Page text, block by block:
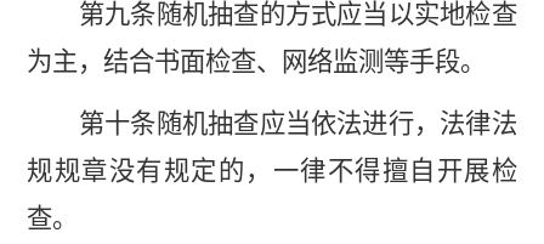
第九条随机抽查的方式应当以实地检查
为主，结合书面检查、网络监测等手段。
第十条随机抽查应当依法进行，法律法
规规章没有规定的，一律不得擅自开展检
查。